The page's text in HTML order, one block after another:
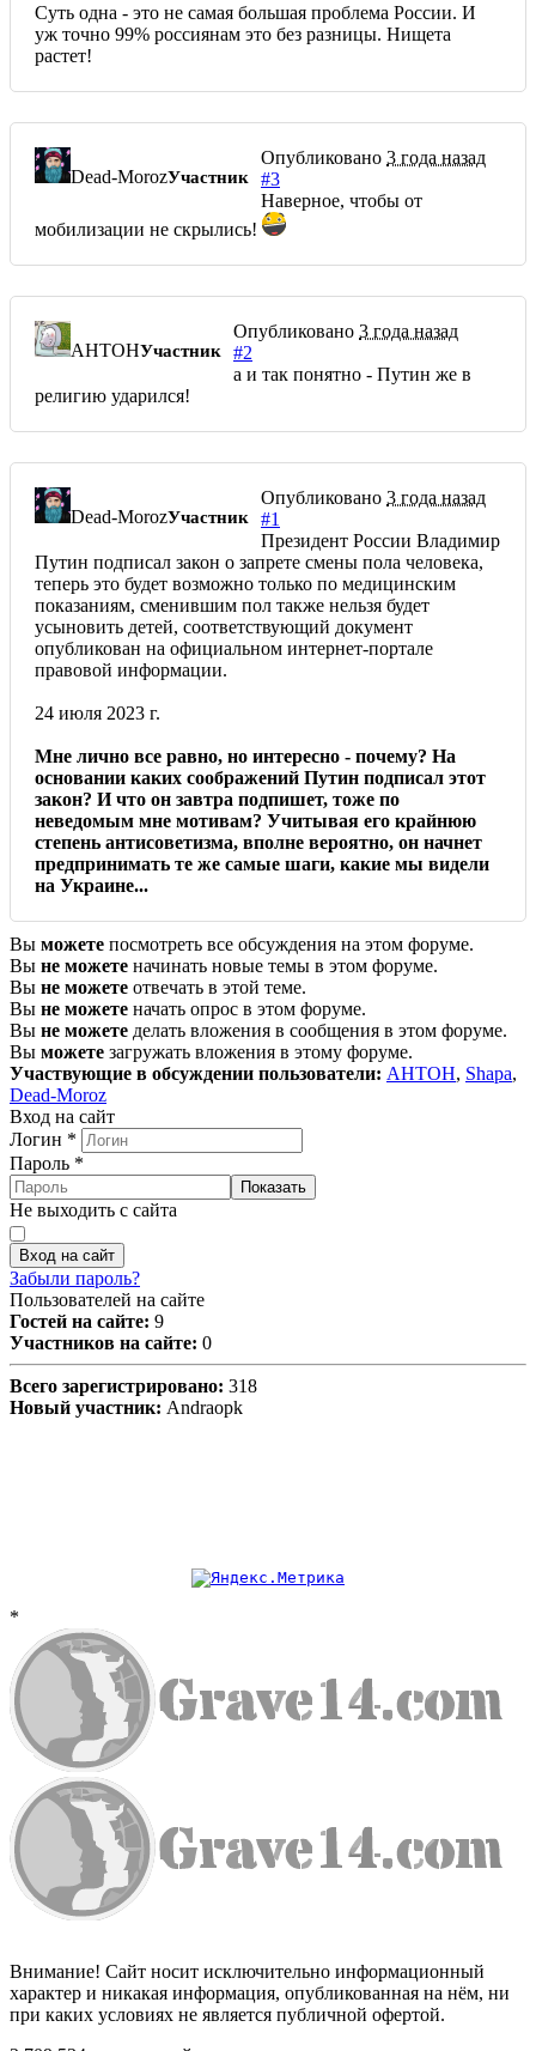
Суть одна - это не самая большая проблема России. И
уж точно 99% россиянам это без разницы. Нищета
растет!
Dead-MorozУчастник
Опубликовано 3 года назад
#3
Наверное, чтобы от
мобилизации не скрылись!
AHTOHУчастник
Опубликовано 3 года назад
#2
а и так понятно - Путин же в
религию ударился!
Dead-MorozУчастник
Опубликовано 3 года назад
#1
Президент России Владимир
Путин подписал закон о запрете смены пола человека,
теперь это будет возможно только по медицинским
показаниям, сменившим пол также нельзя будет
усыновить детей, соответствующий документ
опубликован на официальном интернет-портале
правовой информации.
24 июля 2023 г.
Мне лично все равно, но интересно - почему? На
основании каких соображений Путин подписал этот
закон? И что он завтра подпишет, тоже по
неведомым мне мотивам? Учитывая его крайнюю
степень антисоветизма, вполне вероятно, он начнет
предпринимать те же самые шаги, какие мы видели
на Украине...
Вы можете посмотреть все обсуждения на этом форуме.
Вы не можете начинать новые темы в этом форуме.
Вы не можете отвечать в этой теме.
Вы не можете начать опрос в этом форуме.
Вы не можете делать вложения в сообщения в этом форуме.
Вы можете загружать вложения в этому форуме.
Участвующие в обсуждении пользователи: AHTOH, Shapa,
Dead-Moroz
Вход на сайт
Логин *
Пароль *
Показать
Не выходить с сайта
Вход на сайт
Забыли пароль?
Пользователей на сайте
Гостей на сайте: 9
Участников на сайте: 0
Всего зарегистрировано: 318
Новый участник: Andraopk
*
Внимание! Сайт носит исключительно информационный
характер и никакая информация, опубликованная на нём, ни
при каких условиях не является публичной офертой.